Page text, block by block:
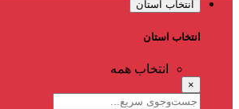
انتخاب استان
انتخاب استان
انتخاب همه
×